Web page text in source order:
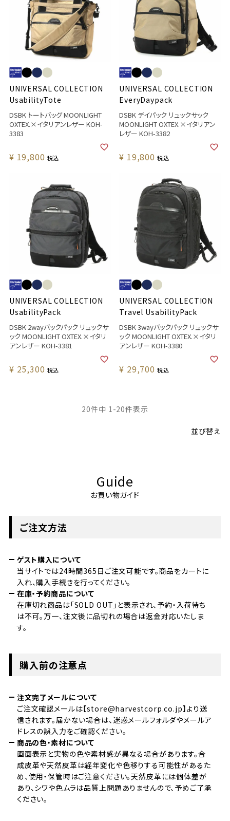
UNIVERSAL COLLECTION
UsabilityTote
DSBK トートバッグ MOONLIGHT
OXTEX.×イタリアンレザー KOH-
3383
¥ 19,800 税込
UNIVERSAL COLLECTION
EveryDaypack
DSBK デイパック リュックサック
MOONLIGHT OXTEX.×イタリアン
レザー KOH-3382
¥ 19,800 税込
UNIVERSAL COLLECTION
UsabilityPack
DSBK 2wayバックパック リュックサ
ック MOONLIGHT OXTEX.×イタリ
アンレザー KOH-3381
¥ 25,300 税込
UNIVERSAL COLLECTION
Travel UsabilityPack
DSBK 3wayバックパック リュックサ
ック MOONLIGHT OXTEX.×イタリ
アンレザー KOH-3380
¥ 29,700 税込
並び替え
20件中 1-20件表示
Guide
お買い物ガイド
ご注文方法
ゲスト購入について
当サイトでは24時間365日ご注文可能です。商品をカートに
入れ、購入手続きを行ってください。
在庫・予約商品について
在庫切れ商品は「SOLD OUT」と表示され、予約・入荷待ち
は不可。万一、注文後に品切れの場合は返金対応いたしま
す。
購入前の注意点
注文完了メールについて
ご注文確認メールは【store@harvestcorp.co.jp】より送
信されます。届かない場合は、迷惑メールフォルダやメールア
ドレスの誤入力をご確認ください。
商品の色・素材について
画面表示と実物の色や素材感が異なる場合があります。合
成皮革や天然皮革は経年変化や色移りする可能性があるた
め、使用・保管時はご注意ください。天然皮革には個体差が
あり、シワや色ムラは品質上問題ありませんので、予めご了承
ください。